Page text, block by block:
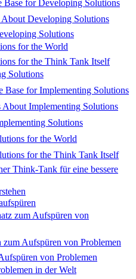
for Developing Solutions
Developing Solutions
Solutions
for the World
for the Think Tank Itself
Solutions
for Implementing Solutions
Implementing Solutions
Solutions
for the World
for the Think Tank Itself
Think-Tank für eine bessere
zum Aufspüren von
Aufspüren von Problemen
von Problemen
in der Welt